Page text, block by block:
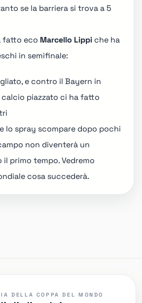
se la barriera si trova a 5
fatto eco Marcello Lippi che ha
in semifinale:
e contro il Bayern in
piazzato ci ha fatto
lo spray scompare dopo pochi
non diventerà un
primo tempo. Vedremo
cosa succederà.
DELLA COPPA DEL MONDO